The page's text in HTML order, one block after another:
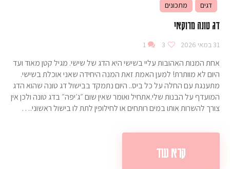
דגים מתכונים
דג טונה מרוקאי
31 במאי 2026 3
1
אחת המנות האהובות עליי בשישי היא הדג של שישי. מגיל קטן מאוד ועד
היום לא מוותרת! למען האמת זאת המנה היחידה שאני אוכלת בשישי.
מתענגת עם החלה על כל ביס.. היום נתמקד בבישול דג טונה שהוא הדג
המועדף על הבנות שלי.אתחיל ואומר שאין שום ״ג׳יפה״ בדג טונה ולכן אין
צורך להשרות אותו במים רותחים או לחילופין לתת לו בישול ראשוני.…
קרא עוד